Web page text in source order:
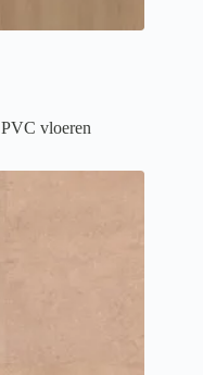
PVC vloeren